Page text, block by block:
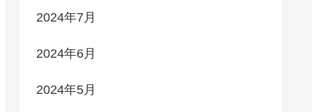
2024年7月
2024年6月
2024年5月